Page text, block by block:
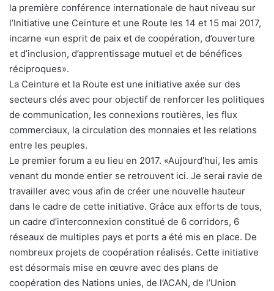
la première conférence internationale de haut niveau sur
l’Initiative une Ceinture et une Route les 14 et 15 mai 2017,
incarne «un esprit de paix et de coopération, d’ouverture
et d’inclusion, d’apprentissage mutuel et de bénéfices
réciproques».
La Ceinture et la Route est une initiative axée sur des
secteurs clés avec pour objectif de renforcer les politiques
de communication, les connexions routières, les flux
commerciaux, la circulation des monnaies et les relations
entre les peuples.
Le premier forum a eu lieu en 2017. «Aujourd’hui, les amis
venant du monde entier se retrouvent ici. Je serai ravie de
travailler avec vous afin de créer une nouvelle hauteur
dans le cadre de cette initiative. Grâce aux efforts de tous,
un cadre d’interconnexion constitué de 6 corridors, 6
réseaux de multiples pays et ports a été mis en place. De
nombreux projets de coopération réalisés. Cette initiative
est désormais mise en œuvre avec des plans de
coopération des Nations unies, de l’ACAN, de l’Union